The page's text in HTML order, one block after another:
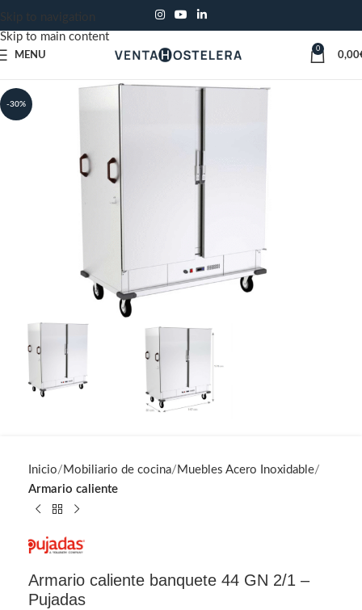
Skip to navigation
Skip to main content
MENU
0
0,00
-30%
Inicio Mobiliario de cocina Muebles Acero Inoxidable
Armario caliente
Armario caliente banquete 44 GN 2/1 –
Pujadas